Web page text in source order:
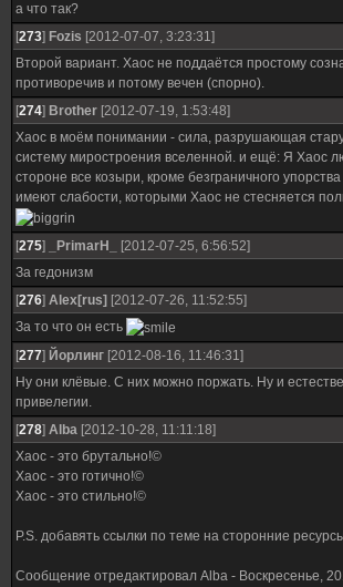
а что так?
[273] Fozis [2012-07-07, 3:23:31]
Второй вариант. Хаос не поддаётся простому
противоречив и потому вечен (спорно).
[274] Brother [2012-07-19, 1:53:48]
Хаос в моём понимании - сила, разрушающая
систему миростроения вселенной. и ещё: Я Хаос
стороне все козыри, кроме безграничного
имеют слабости, которыми Хаос не стесняется
[275] _PrimarH_
[2012-07-25, 6:56:52]
За гедонизм
[276] Alex[rus] [2012-07-26, 11:52:55]
За то что он есть
[277] Йорлинг [2012-08-16, 11:46:31]
Ну они клёвые. С них можно поржать. Ну и
привелегии.
[278] Alba [2012-10-28, 11:11:18]
Хаос - это брутально!©
Хаос - это готично!©
Хаос - это стильно!©
P.S. добавять ссылки по теме на сторонние
Сообщение отредактировал Alba - Воскресенье,